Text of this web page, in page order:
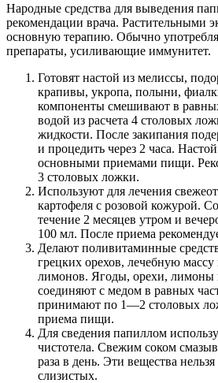
Народные средства для выведения
рекомендации врача. Растительными
основную терапию. Обычно
препараты, усиливающие иммунитет.
Готовят настой из мелиссы,
крапивы, укропа, полыни,
компоненты смешивают в
водой из расчета 4 столовых
жидкости. После закипания
и процедить через 2 часа.
основными приемами пищи.
3 столовых ложки.
Используют для лечения
картофеля с розовой кожурой.
течение 2 месяцев утром и
100 мл. После приема
Делают поливитаминные
грецких орехов, лечебную массу
лимонов. Ягоды, орехи, лимоны
соединяют с медом в равных
принимают по 1—2 столовых
приема пищи.
Для сведения папиллом
чистотела. Свежим соком
раза в день. Эти вещества
слизистых.